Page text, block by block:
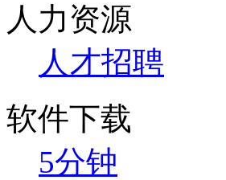
人力资源
人才招聘
软件下载
5分钟